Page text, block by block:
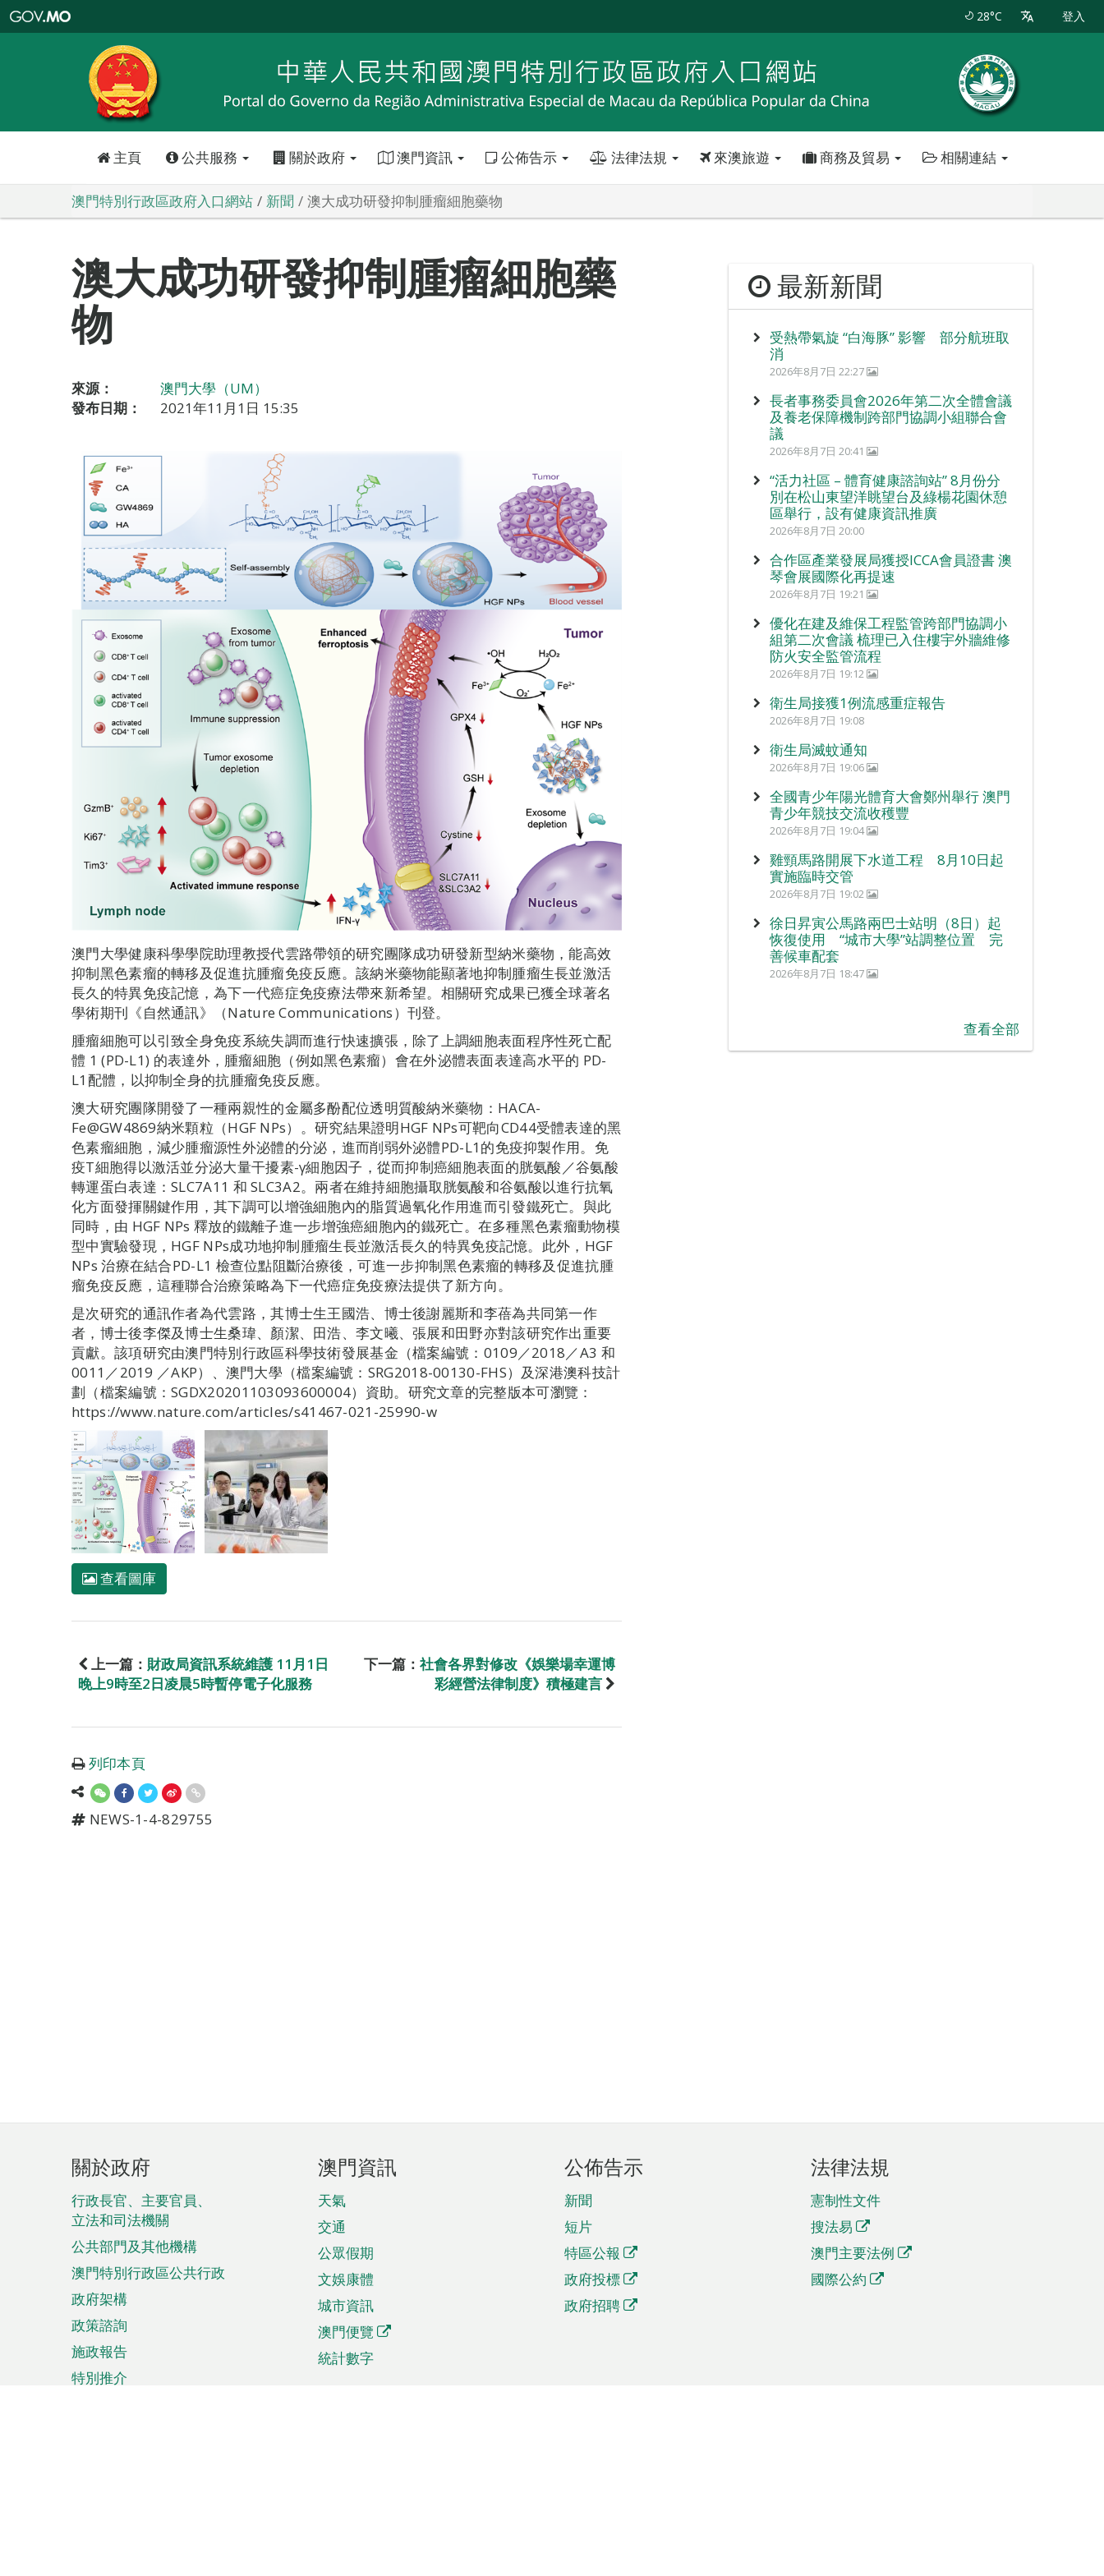
特
政
區
政
口
28°C 登入
主頁 公共服務 關於政府 澳門資訊 公佈告示 法律法規 來澳旅遊 商務及貿易 相關連結
澳門特別行政區政府入口網站 新聞 澳大成功研發抑制腫瘤細胞藥物
澳大成功研發抑制腫瘤細胞藥
物
來源：
澳門大學（UM）
發布日期：
2021年11月1日 15:35
澳門大學健康科學學院助理教授代雲路帶領的研究團隊成功研發新型納米藥物，能高效
抑制黑色素瘤的轉移及促進抗腫瘤免疫反應。該納米藥物能顯著地抑制腫瘤生長並激活
長久的特異免疫記憶，為下一代癌症免疫療法帶來新希望。相關研究成果已獲全球著名
學術期刊《自然通訊》（Nature Communications）刊登。
腫瘤細胞可以引致全身免疫系統失調而進行快速擴張，除了上調細胞表面程序性死亡配
體 1 (PD-L1) 的表達外，腫瘤細胞（例如黑色素瘤）會在外泌體表面表達高水平的 PD-
L1配體，以抑制全身的抗腫瘤免疫反應。
澳大研究團隊開發了一種兩親性的金屬多酚配位透明質酸納米藥物：HACA-
Fe@GW4869納米顆粒（HGF NPs）。研究結果證明HGF NPs可靶向CD44受體表達的黑
色素瘤細胞，減少腫瘤源性外泌體的分泌，進而削弱外泌體PD-L1的免疫抑製作用。免
疫T細胞得以激活並分泌大量干擾素-γ細胞因子，從而抑制癌細胞表面的胱氨酸／谷氨酸
轉運蛋白表達：SLC7A11 和 SLC3A2。兩者在維持細胞攝取胱氨酸和谷氨酸以進行抗氧
化方面發揮關鍵作用，其下調可以增強細胞內的脂質過氧化作用進而引發鐵死亡。與此
同時，由 HGF NPs 釋放的鐵離子進一步增強癌細胞內的鐵死亡。在多種黑色素瘤動物模
型中實驗發現，HGF NPs成功地抑制腫瘤生長並激活長久的特異免疫記憶。此外，HGF
NPs 治療在結合PD-L1 檢查位點阻斷治療後，可進一步抑制黑色素瘤的轉移及促進抗腫
瘤免疫反應，這種聯合治療策略為下一代癌症免疫療法提供了新方向。
是次研究的通訊作者為代雲路，其博士生王國浩、博士後謝麗斯和李蓓為共同第一作
者，博士後李傑及博士生桑瑋、顏潔、田浩、李文曦、張展和田野亦對該研究作出重要
貢獻。該項研究由澳門特別行政區科學技術發展基金（檔案編號：0109／2018／A3 和
0011／2019 ／AKP）、澳門大學（檔案編號：SRG2018-00130-FHS）及深港澳科技計
劃（檔案編號：SGDX20201103093600004）資助。研究文章的完整版本可瀏覽：
https://www.nature.com/articles/s41467-021-25990-w
查看圖庫
上一篇： 財政局資訊系統維護 11月1日
晚上9時至2日凌晨5時暫停電子化服務
下一篇： 社會各界對修改《娛樂場幸運博
彩經營法律制度》積極建言
列印本頁
NEWS-1-4-829755
最新新聞
受熱帶氣旋 “白海豚” 影響 部分航班取
消
2026年8月7日 22:27
長者事務委員會2026年第二次全體會議
及養老保障機制跨部門協調小組聯合會
議
2026年8月7日 20:41
“活力社區 – 體育健康諮詢站” 8月份分
別在松山東望洋眺望台及綠楊花園休憩
區舉行，設有健康資訊推廣
2026年8月7日 20:00
合作區產業發展局獲授ICCA會員證書 澳
琴會展國際化再提速
2026年8月7日 19:21
優化在建及維保工程監管跨部門協調小
組第二次會議 梳理已入住樓宇外牆維修
防火安全監管流程
2026年8月7日 19:12
衛生局接獲1例流感重症報告
2026年8月7日 19:08
衛生局滅蚊通知
2026年8月7日 19:06
全國青少年陽光體育大會鄭州舉行 澳門
青少年競技交流收穫豐
2026年8月7日 19:04
雞頸馬路開展下水道工程 8月10日起
實施臨時交管
2026年8月7日 19:02
徐日昇寅公馬路兩巴士站明（8日）起
恢復使用 “城市大學”站調整位置 完
善候車配套
2026年8月7日 18:47
查看全部
頁
腳
菜
單
關於政府
行政長官、主要官員、
立法和司法機關
公共部門及其他機構
澳門特別行政區公共行政
政府架構
政策諮詢
施政報告
特別推介
澳門資訊
天氣
交通
公眾假期
文娛康體
城市資訊
澳門便覽
統計數字
公佈告示
新聞
短片
特區公報
政府投標
政府招聘
法律法規
憲制性文件
搜法易
澳門主要法例
國際公約